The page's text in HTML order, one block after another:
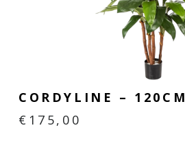
CORDYLINE – 120CM
€ 175,00